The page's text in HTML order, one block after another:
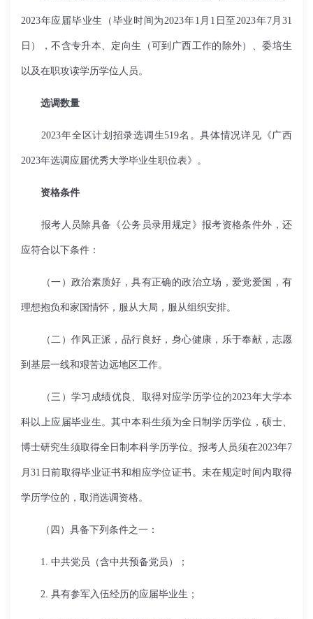
2023年应届毕业生（毕业时间为2023年1月1日至2023年7月31
日），不含专升本、定向生（可到广西工作的除外）、委培生
以及在职攻读学历学位人员。
选调数量
2023年全区计划招录选调生519名。具体情况详见《广西
2023年选调应届优秀大学毕业生职位表》。
资格条件
报考人员除具备《公务员录用规定》报考资格条件外，还
应符合以下条件：
（一）政治素质好，具有正确的政治立场，爱党爱国，有
理想抱负和家国情怀，服从大局，服从组织安排。
（二）作风正派，品行良好，身心健康，乐于奉献，志愿
到基层一线和艰苦边远地区工作。
（三）学习成绩优良、取得对应学历学位的2023年大学本
科以上应届毕业生。其中本科生须为全日制学历学位，硕士、
博士研究生须取得全日制本科学历学位。报考人员须在2023年7
月31日前取得毕业证书和相应学位证书。未在规定时间内取得
学历学位的，取消选调资格。
（四）具备下列条件之一：
1. 中共党员（含中共预备党员）；
2. 具有参军入伍经历的应届毕业生；